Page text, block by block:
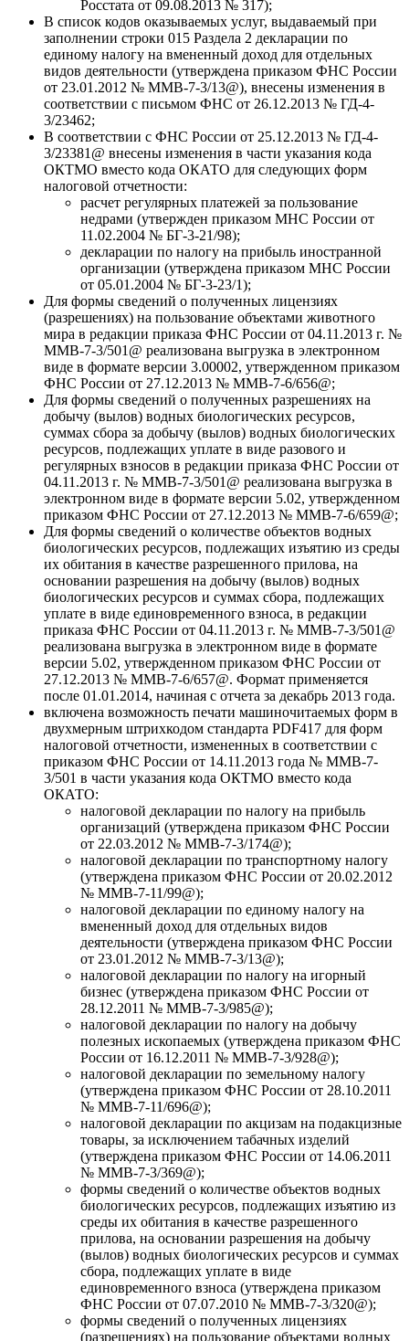
Росстата от 09.08.2013 № 317);
В список кодов оказываемых услуг, выдаваемый при
заполнении строки 015 Раздела 2 декларации по
единому налогу на вмененный доход для отдельных
видов деятельности (утверждена приказом ФНС России
от 23.01.2012 № ММВ-7-3/13@), внесены изменения в
соответствии с письмом ФНС от 26.12.2013 № ГД-4-
3/23462;
В соответствии с ФНС России от 25.12.2013 № ГД-4-
3/23381@ внесены изменения в части указания кода
ОКТМО вместо кода ОКАТО для следующих форм
налоговой отчетности:
расчет регулярных платежей за пользование
недрами (утвержден приказом МНС России от
11.02.2004 № БГ-3-21/98);
декларации по налогу на прибыль иностранной
организации (утверждена приказом МНС России
от 05.01.2004 № БГ-3-23/1);
Для формы сведений о полученных лицензиях
(разрешениях) на пользование объектами животного
мира в редакции приказа ФНС России от 04.11.2013 г. №
ММВ-7-3/501@ реализована выгрузка в электронном
виде в формате версии 3.00002, утвержденном приказом
ФНС России от 27.12.2013 № ММВ-7-6/656@;
Для формы сведений о полученных разрешениях на
добычу (вылов) водных биологических ресурсов,
суммах сбора за добычу (вылов) водных биологических
ресурсов, подлежащих уплате в виде разового и
регулярных взносов в редакции приказа ФНС России от
04.11.2013 г. № ММВ-7-3/501@ реализована выгрузка в
электронном виде в формате версии 5.02, утвержденном
приказом ФНС России от 27.12.2013 № ММВ-7-6/659@;
Для формы сведений о количестве объектов водных
биологических ресурсов, подлежащих изъятию из среды
их обитания в качестве разрешенного прилова, на
основании разрешения на добычу (вылов) водных
биологических ресурсов и суммах сбора, подлежащих
уплате в виде единовременного взноса, в редакции
приказа ФНС России от 04.11.2013 г. № ММВ-7-3/501@
реализована выгрузка в электронном виде в формате
версии 5.02, утвержденном приказом ФНС России от
27.12.2013 № ММВ-7-6/657@. Формат применяется
после 01.01.2014, начиная с отчета за декабрь 2013 года.
включена возможность печати машиночитаемых форм в
двухмерным штрихкодом стандарта PDF417 для форм
налоговой отчетности, измененных в соответствии с
приказом ФНС России от 14.11.2013 года № ММВ-7-
3/501 в части указания кода ОКТМО вместо кода
ОКАТО:
налоговой декларации по налогу на прибыль
организаций (утверждена приказом ФНС России
от 22.03.2012 № ММВ-7-3/174@);
налоговой декларации по транспортному налогу
(утверждена приказом ФНС России от 20.02.2012
№ ММВ-7-11/99@);
налоговой декларации по единому налогу на
вмененный доход для отдельных видов
деятельности (утверждена приказом ФНС России
от 23.01.2012 № ММВ-7-3/13@);
налоговой декларации по налогу на игорный
бизнес (утверждена приказом ФНС России от
28.12.2011 № ММВ-7-3/985@);
налоговой декларации по налогу на добычу
полезных ископаемых (утверждена приказом ФНС
России от 16.12.2011 № ММВ-7-3/928@);
налоговой декларации по земельному налогу
(утверждена приказом ФНС России от 28.10.2011
№ ММВ-7-11/696@);
налоговой декларации по акцизам на подакцизные
товары, за исключением табачных изделий
(утверждена приказом ФНС России от 14.06.2011
№ ММВ-7-3/369@);
формы сведений о количестве объектов водных
биологических ресурсов, подлежащих изъятию из
среды их обитания в качестве разрешенного
прилова, на основании разрешения на добычу
(вылов) водных биологических ресурсов и суммах
сбора, подлежащих уплате в виде
единовременного взноса (утверждена приказом
ФНС России от 07.07.2010 № ММВ-7-3/320@);
формы сведений о полученных лицензиях
(разрешениях) на пользование объектами водных